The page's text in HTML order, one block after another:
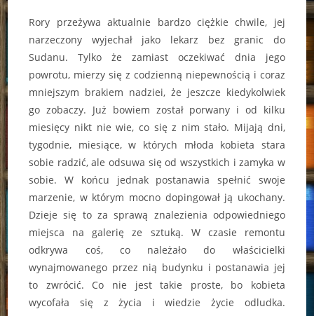
Rory przeżywa aktualnie bardzo ciężkie chwile, jej
narzeczony wyjechał jako lekarz bez granic do
Sudanu. Tylko że zamiast oczekiwać dnia jego
powrotu, mierzy się z codzienną niepewnością i coraz
mniejszym brakiem nadziei, że jeszcze kiedykolwiek
go zobaczy. Już bowiem został porwany i od kilku
miesięcy nikt nie wie, co się z nim stało. Mijają dni,
tygodnie, miesiące, w których młoda kobieta stara
sobie radzić, ale odsuwa się od wszystkich i zamyka w
sobie. W końcu jednak postanawia spełnić swoje
marzenie, w którym mocno dopingował ją ukochany.
Dzieje się to za sprawą znalezienia odpowiedniego
miejsca na galerię ze sztuką. W czasie remontu
odkrywa coś, co należało do właścicielki
wynajmowanego przez nią budynku i postanawia jej
to zwrócić. Co nie jest takie proste, bo kobieta
wycofała się z życia i wiedzie życie odludka.